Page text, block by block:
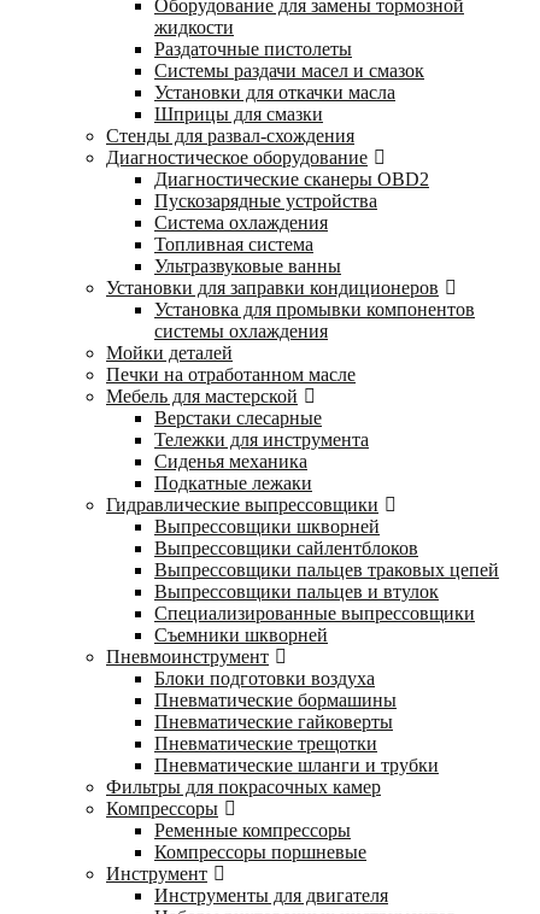
Оборудование для замены тормозной
жидкости
Раздаточные пистолеты
Системы раздачи масел и смазок
Установки для откачки масла
Шприцы для смазки
Стенды для развал-схождения
Диагностическое оборудование
Диагностические сканеры OBD2
Пускозарядные устройства
Система охлаждения
Топливная система
Ультразвуковые ванны
Установки для заправки кондиционеров
Установка для промывки компонентов
системы охлаждения
Мойки деталей
Печки на отработанном масле
Мебель для мастерской
Верстаки слесарные
Тележки для инструмента
Сиденья механика
Подкатные лежаки
Гидравлические выпрессовщики
Выпрессовщики шкворней
Выпрессовщики сайлентблоков
Выпрессовщики пальцев траковых цепей
Выпрессовщики пальцев и втулок
Специализированные выпрессовщики
Cъемники шкворней
Пневмоинструмент
Блоки подготовки воздуха
Пневматические бормашины
Пневматические гайковерты
Пневматические трещотки
Пневматические шланги и трубки
Фильтры для покрасочных камер
Компрессоры
Ременные компрессоры
Компрессоры поршневые
Инструмент
Инструменты для двигателя